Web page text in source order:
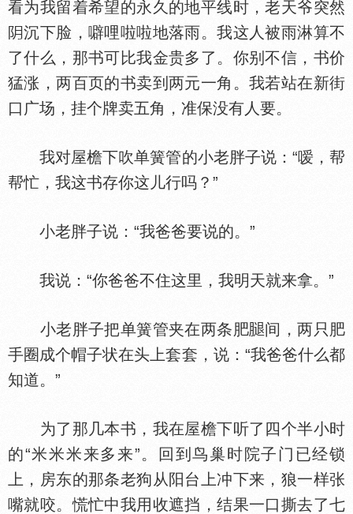
看为我留着希望的永久的地平线时，老天爷突然
沉下脸，噼哩啦啦地落雨。我这人被雨淋算不
了什么，那书可比我金贵多了。你别不信，书价
猛涨，两百页的书卖到两元一角。我若站在新街
口广场，挂个牌卖五角，准保没有人要。
我对屋檐下吹单簧管的小老胖子说：“嗳，帮
帮忙，我这书存你这儿行吗？”
小老胖子说：“我爸爸要说的。”
我说：“你爸爸不住这里，我明天就来拿。”
小老胖子把单簧管夹在两条肥
间，两只肥
手圈成个帽子状在头上套套，说：“我爸爸什么都
知道。”
为了那几本书，我在屋檐下听了四个半小时
的“米米米来多来”。回到鸟巢时院子门已经锁
上，房东的那条老狗从阳台上冲下来，狼一样张
嘴就咬。慌忙中我用收遮挡，结果一口撕去了七